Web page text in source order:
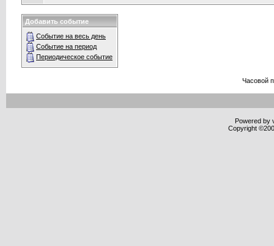
Добавить событие
Событие на весь день
Событие на период
Периодическое событие
Часовой
Powered by
Copyright